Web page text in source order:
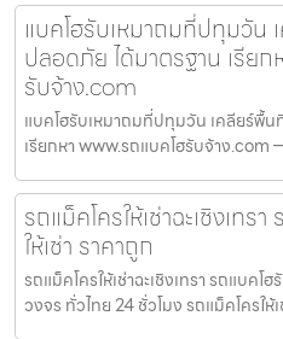
แบคโฮรับเหมาถมที่ปทุมวัน
ปลอดภัย ได้มาตรฐาน เรีย
รับจ้าง.com
แบคโฮรับเหมาถมที่ปทุมวัน เคลียร์พื้น
เรียกหา www.รถแบคโฮรับจ้าง.com
รถแม็คโครให้เช่าฉะเชิงเทร
ให้เช่า ราคาถูก
รถแม็คโครให้เช่าฉะเชิงเทรา รถแบคโ
วงจร ทั่วไทย 24 ชั่วโมง รถแม็คโครให้เ